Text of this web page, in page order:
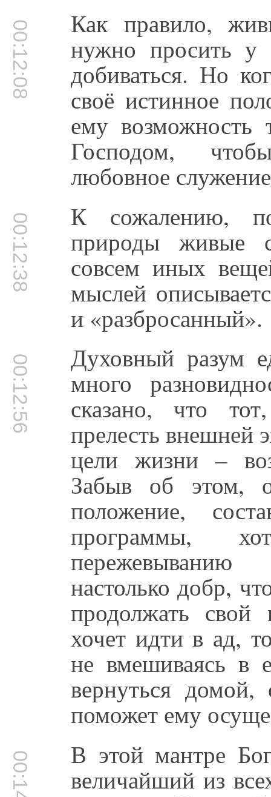
00:12:08 Как правило,
нужно просить у
добиваться. Но
своё истинное
ему возможность
Господом,
любовное
00:12:38 К сожалению,
природы живые
совсем иных
мыслей
и «разбросанный».
00:12:56 Духовный разум
много
сказано, что
прелесть внешней
цели жизни –
Забыв об этом,
положение,
программы,
настолько добр,
продолжать
хочет идти в ад,
не вмешиваясь в
вернуться
поможет ему
В этой мантре
величайший из